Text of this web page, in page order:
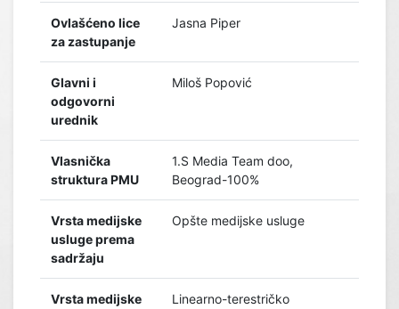
Ovlašćeno lice
za zastupanje
Jasna Piper
Glavni i
odgovorni
urednik
Miloš Popović
Vlasnička
struktura PMU
1.S Media Team doo,
Beograd-100%
Vrsta medijske
usluge prema
sadržaju
Opšte medijske usluge
Vrsta medijske
Linearno-terestričko